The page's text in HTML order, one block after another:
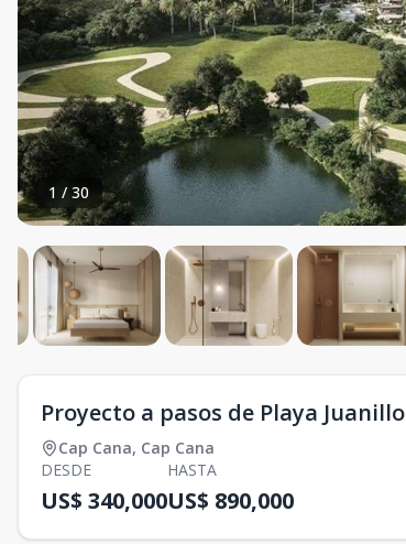
1 / 30
Proyecto a pasos de Playa Juanillo
Cap Cana, Cap Cana
DESDE
US$ 340,000
HASTA
US$ 890,000